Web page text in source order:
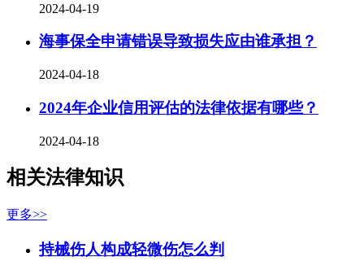
2024-04-19
海事保全申请错误导致损失应由谁承担？
2024-04-18
2024年企业信用评估的法律依据有哪些？
2024-04-18
相关法律知识
更多>>
持械伤人构成轻微伤怎么判